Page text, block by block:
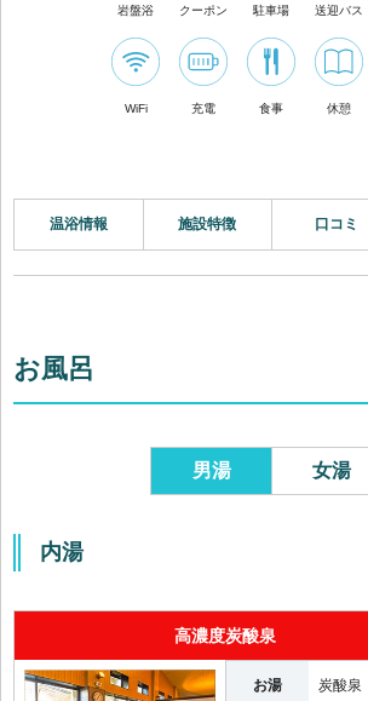
岩盤浴 クーポン 駐車場 送迎バス
WiFi 充電 食事 休憩
温浴情報 施設特徴 口コミ
お風呂
男湯 女湯
内湯
高濃度炭酸泉
お湯 炭酸泉